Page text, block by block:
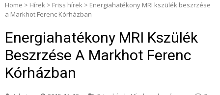
Home > Hírek > Friss hírek > Energiahatékony MRI kszülék beszrzése
a Markhot Ferenc Kórházban
Energiahatékony MRI Kszülék
Beszrzése A Markhot Ferenc
Kórházban